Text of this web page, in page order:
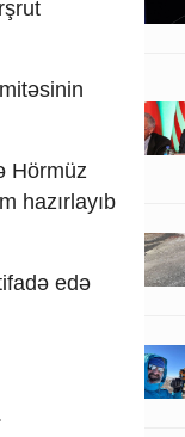
Hörmüz
hazırlayıb
edə